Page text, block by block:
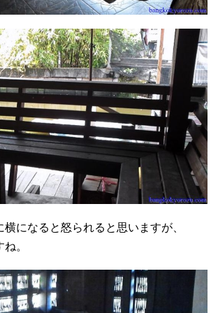
になると怒られると思いますが、
。